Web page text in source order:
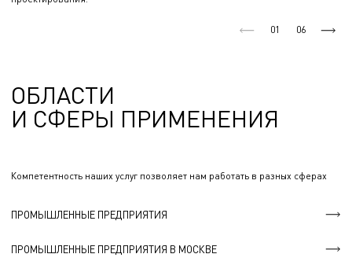
01 06
ОБЛАСТИ
И СФЕРЫ ПРИМЕНЕНИЯ
Компетентность наших услуг позволяет нам работать в разных сферах
ПРОМЫШЛЕННЫЕ ПРЕДПРИЯТИЯ
ПРОМЫШЛЕННЫЕ ПРЕДПРИЯТИЯ В МОСКВЕ